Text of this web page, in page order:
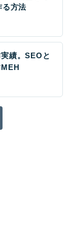
る方法
績。SEOと